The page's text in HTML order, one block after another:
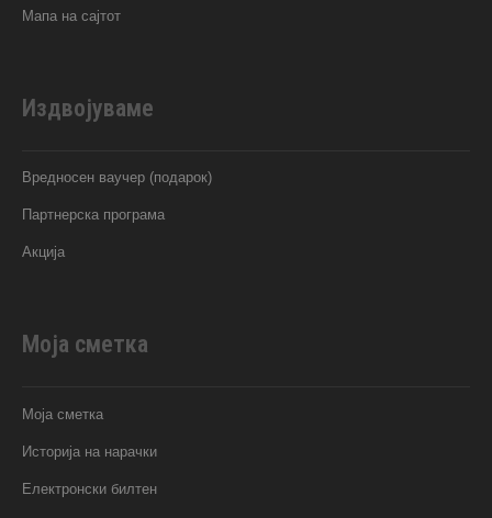
Мапа на сајтот
Издвојуваме
Вредносен ваучер (подарок)
Партнерска програма
Акција
Моја сметка
Моја сметка
Историја на нарачки
Електронски билтен